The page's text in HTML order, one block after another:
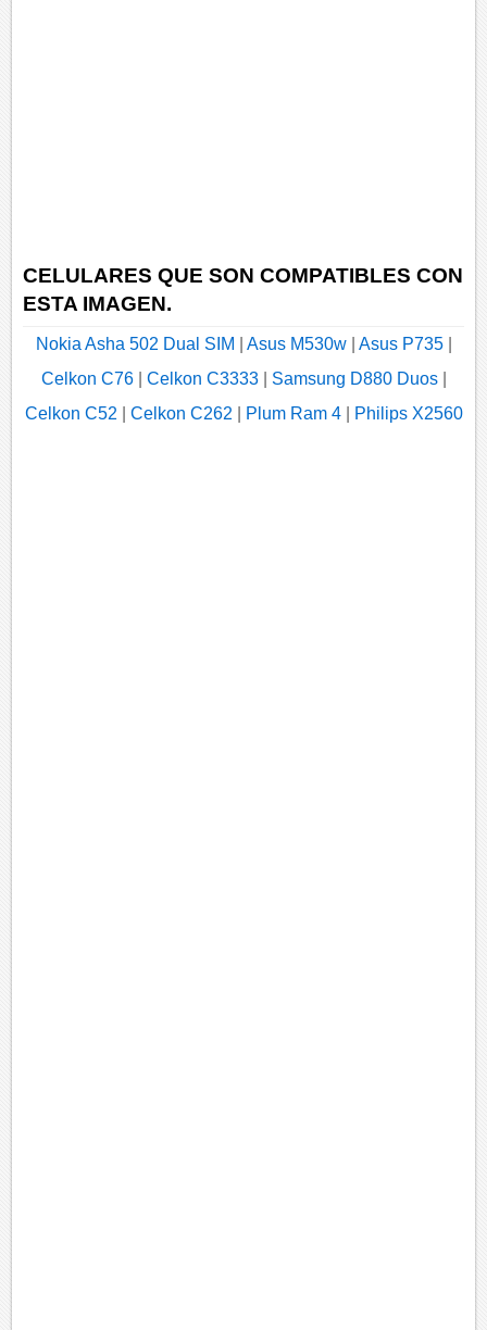
CELULARES QUE SON COMPATIBLES CON
ESTA IMAGEN.
Nokia Asha 502 Dual SIM Asus M530w| Asus P735|
Celkon C76| Celkon C3333| Samsung D880 Duos|
Celkon C52
Celkon C262 Plum Ram 4| Philips X2560